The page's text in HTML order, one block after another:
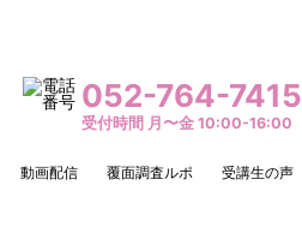
052-764-7415
受付時間 月〜金 10:00-16:00
動画配信 覆面調査ルポ 受講生の声